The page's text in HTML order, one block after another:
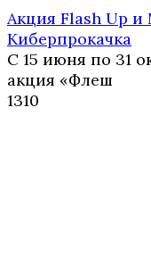
Акция Flash Up
Киберпрокачка
С 15 июня по 31
акция «Флеш
1310